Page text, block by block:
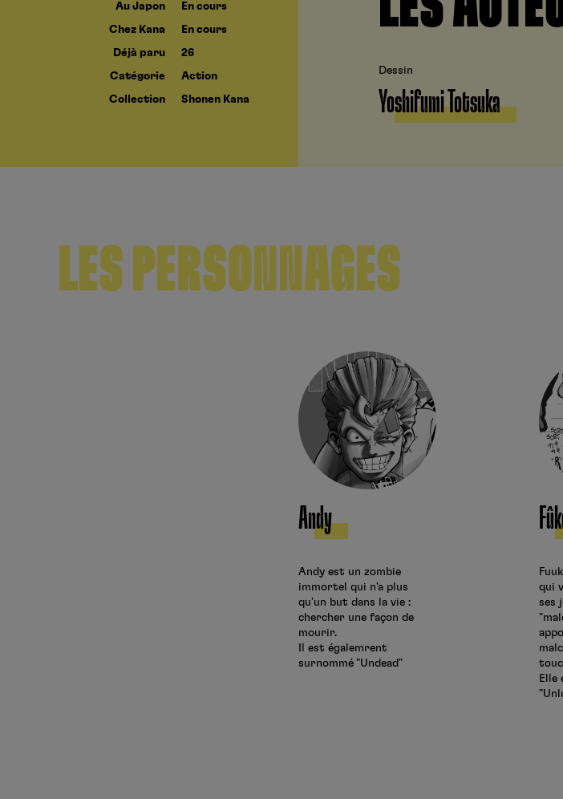
Au Japon En cours
Chez Kana En cours
Déjà paru 26
Catégorie Action
Collection Shonen Kana
Dessin
Yoshifumi Totsuka
LES PERSONNAGES
Andy
Andy est un zombie
immortel qui n'a plus
qu'un but dans la vie :
chercher une façon de
mourir.
Il est égalemrent
surnommé "Undead"
qui
ses
Elle